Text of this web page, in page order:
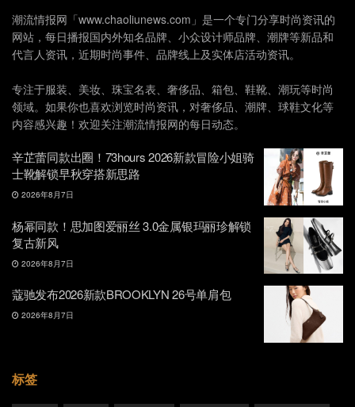
潮流情报网「www.chaoliunews.com」是一个专门分享时尚资讯的
网站，每日播报国内外知名品牌、小众设计师品牌、潮牌等新品和
代言人资讯，近期时尚事件、品牌线上及实体店活动资讯。
专注于服装、美妆、珠宝名表、奢侈品、箱包、鞋靴、潮玩等时尚
领域。如果你也喜欢浏览时尚资讯，对奢侈品、潮牌、球鞋文化等
内容感兴趣！欢迎关注潮流情报网的每日动态。
辛芷蕾同款出圈！73hours 2026新款冒险小姐骑
士靴解锁早秋穿搭新思路
2026年8月7日
杨幂同款！思加图爱丽丝 3.0金属银玛丽珍解锁
复古新风
2026年8月7日
蔻驰发布2026新款BROOKLYN 26号单肩包
2026年8月7日
标签